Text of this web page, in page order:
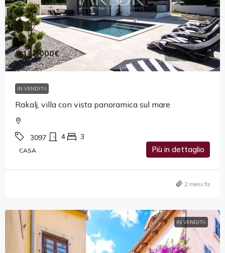
1,142,000€
IN VENDITA
Rakalj, villa con vista panoramica sul mare
3097 4 3
CASA Più in dettaglio
2 mesi fa
IN VENDITA